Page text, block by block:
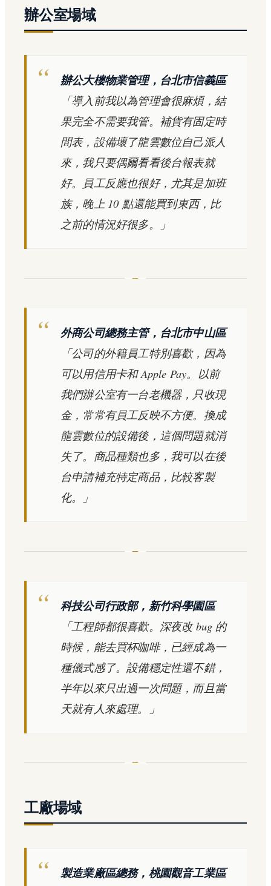
辦公室場域
辦公大樓物業管理，台北市信義區
「導入前我以為管理會很麻煩，結
果完全不需要我管。補貨有固定時
間表，設備壞了龍雲數位自己派人
來，我只要偶爾看看後台報表就
好。員工反應也很好，尤其是加班
族，晚上 10 點還能買到東西，比
之前的情況好很多。」
外商公司總務主管，台北市中山區
「公司的外籍員工特別喜歡，因為
可以用信用卡和 Apple Pay。以前
我們辦公室有一台老機器，只收現
金，常常有員工反映不方便。換成
龍雲數位的設備後，這個問題就消
失了。商品種類也多，我可以在後
台申請補充特定商品，比較客製
化。」
科技公司行政部，新竹科學園區
「工程師都很喜歡。深夜改 bug 的
時候，能去買杯咖啡，已經成為一
種儀式感了。設備穩定性還不錯，
半年以來只出過一次問題，而且當
天就有人來處理。」
工廠場域
製造業廠區總務，桃園觀音工業區